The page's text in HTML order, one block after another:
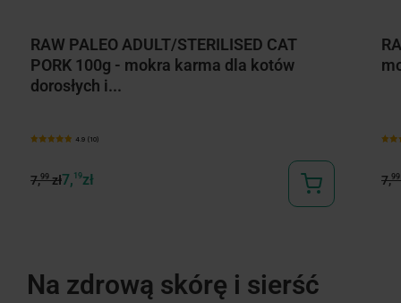
RAW PALEO ADULT/STERILISED CAT
PORK 100g - mokra karma dla kotów
dorosłych i...
4.9 (10)
7,99zł7, 19zł 7,99
Na zdrową skórę i sierść